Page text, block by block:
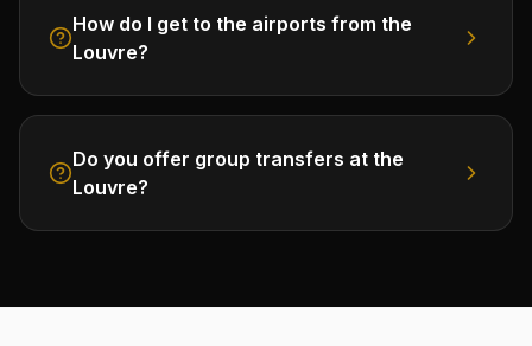
How do I get to the airports from the
Louvre?
Do you offer group transfers at the
Louvre?